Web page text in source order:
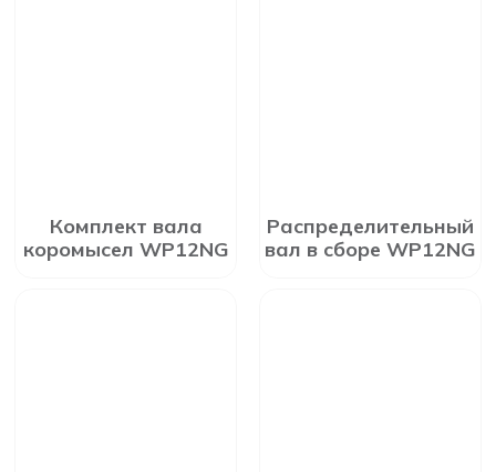
Комплект вала
коромысел WP12NG
Распределительный
вал в сборе WP12NG